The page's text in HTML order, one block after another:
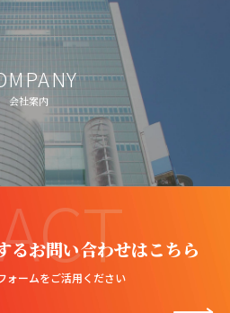
会社案内
るお問い合わせはこちら
ォームをご活用ください